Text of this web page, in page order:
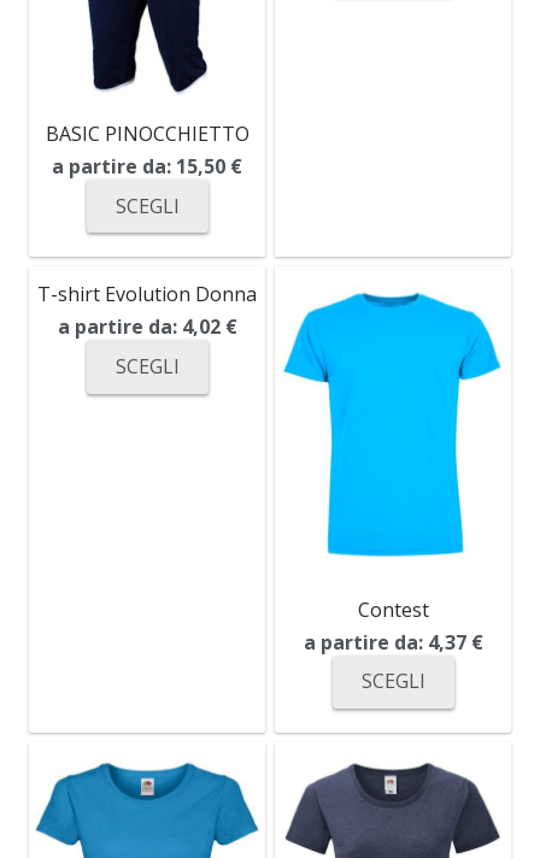
BASIC PINOCCHIETTO
a partire da: 15,50 €
SCEGLI
T-shirt Evolution Donna
a partire da: 4,02 €
SCEGLI
Contest
a partire da: 4,37 €
SCEGLI